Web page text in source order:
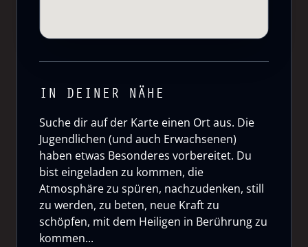
IN DEINER NÄHE
Suche dir auf der Karte einen Ort aus. Die
Jugendlichen (und auch Erwachsenen)
haben etwas Besonderes vorbereitet. Du
bist eingeladen zu kommen, die
Atmosphäre zu spüren, nachzudenken, still
zu werden, zu beten, neue Kraft zu
schöpfen, mit dem Heiligen in Berührung zu
kommen...